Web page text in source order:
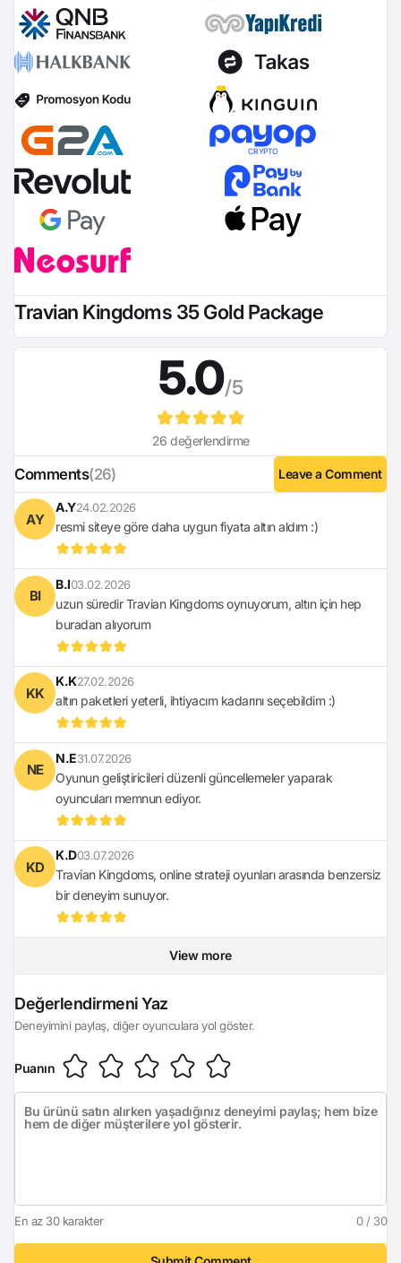
CRYPTO
Travian Kingdoms 35 Gold Package
5.0/5
26 değerlendirme
Comments(26) Leave a Comment
AY
A.Y24.02.2026
resmi siteye göre daha uygun fiyata altın aldım :)
BI
B.I03.02.2026
uzun süredir Travian Kingdoms oynuyorum, altın için hep
buradan alıyorum
KK
K.K27.02.2026
altın paketleri yeterli, ihtiyacım kadarını seçebildim :)
NE
N.E31.07.2026
Oyunun geliştiricileri düzenli güncellemeler yaparak
oyuncuları memnun ediyor.
KD
K.D03.07.2026
Travian Kingdoms, online strateji oyunları arasında benzersiz
bir deneyim sunuyor.
View more
Değerlendirmeni Yaz
Deneyimini paylaş, diğer oyunculara yol göster.
Puanın
En az 30 karakter 0 / 30